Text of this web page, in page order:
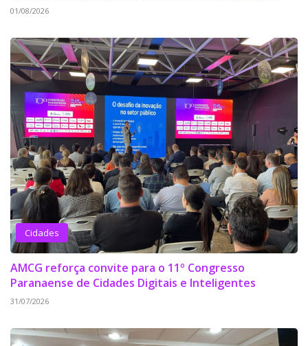
01/08/2026
Cidades
AMCG reforça convite para o 11º Congresso
Paranaense de Cidades Digitais e Inteligentes
31/07/2026